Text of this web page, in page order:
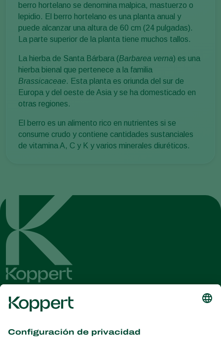
berro hortelano se denomina malpica, mastuerzo o
lepidio. El berro hortelano es una planta anual y
puede alcanzar una altura de 60 cm (24 pulgadas).
La parte superior de la planta tiene muchos tallos.
La hierba de Santa Bárbara (Barbarea verna) es una
hierba bienal que pertenece a la familia
Brassicaceae. Esta planta es oriunda del sur de
Europa y del oeste de Asia y se ha domesticado en
otras regiones.
El berro es un alimento rico en nutrientes si se
consume crudo y contiene cantidades sustanciales
de vitamina A, C y K y varios minerales diuréticos.
información